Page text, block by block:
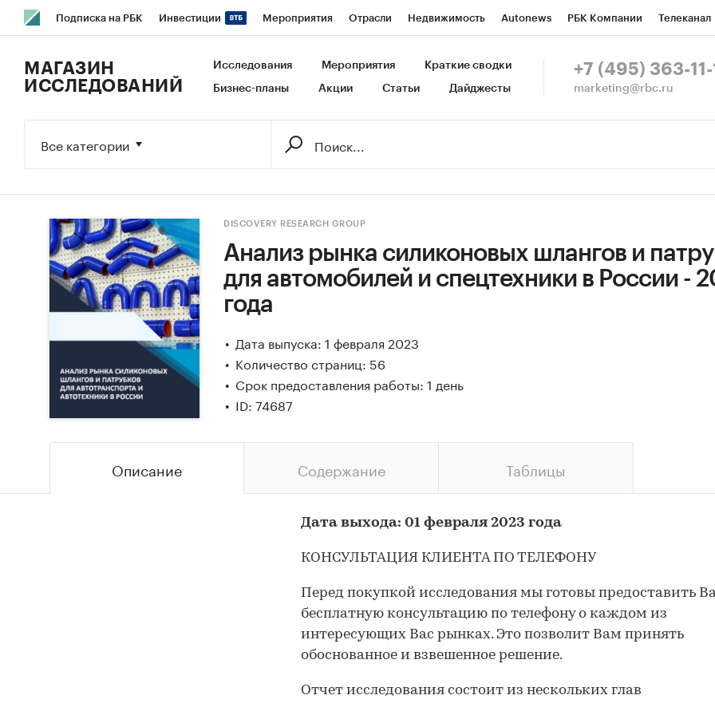
Подписка на РБК Инвестиции Мероприятия Отрасли Недвижимость Autonews РБК Компании Телеканал
Исследования Кредитные рейтинги Франшизы Газета Спецпроекты СПб Конференции СПб Спецпроекты
МАГАЗИН
ИССЛЕДОВАНИЙ
Исследования Мероприятия Краткие сводки
Бизнес-планы Акции Статьи Дайджесты
+7 (495) 363-11-
marketing@rbc.ru
Все категории
DISCOVERY RESEARCH GROUP
Анализ рынка силиконовых шлангов и
для автомобилей и спецтехники в России -
года
Дата выпуска: 1 февраля 2023
Количество страниц: 56
Срок предоставления работы: 1 день
ID: 74687
Описание Содержание Таблицы
Дата выхода: 01 февраля 2023 года
КОНСУЛЬТАЦИЯ КЛИЕНТА ПО ТЕЛЕФОНУ
Перед покупкой исследования мы готовы предоставить
бесплатную консультацию по телефону о каждом из
интересующих Вас рынках. Это позволит Вам принять
обоснованное и взвешенное решение.
Отчет исследования состоит из нескольких глав